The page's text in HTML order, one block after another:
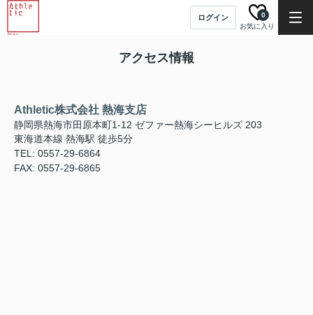
ログイン
お気に入り
0
アクセス情報
Athletic株式会社 熱海支店
静岡県熱海市田原本町1-12 ゼファー熱海シーヒルズ 203
東海道本線 熱海駅 徒歩5分
TEL: 0557-29-6864
FAX: 0557-29-6865